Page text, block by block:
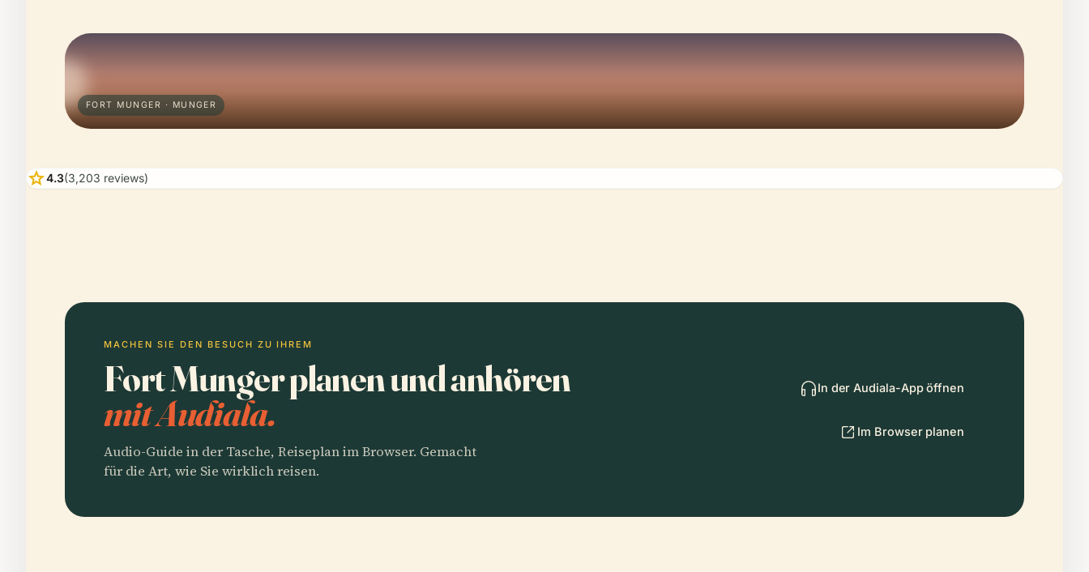
FORT MUNGER · MUNGER
star4.3(3,203 reviews)
MACHEN SIE DEN BESUCH ZU IHREM
Fort Munger planen und anhören
mit Audiala.
Audio-Guide in der Tasche, Reiseplan im Browser. Gemacht
für die Art, wie Sie wirklich reisen.
In der Audiala-App öffnen
Im Browser planen